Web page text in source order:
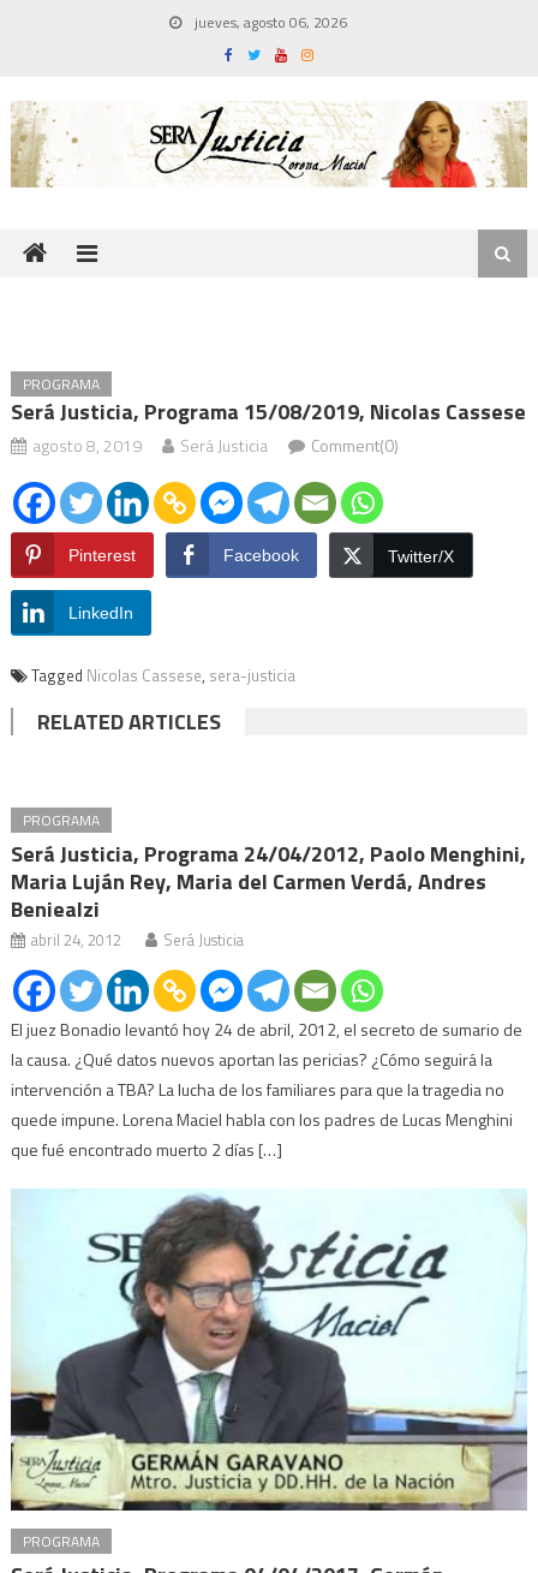
jueves, agosto 06, 2026
PROGRAMA
Será Justicia, Programa 15/08/2019, Nicolas Cassese
agosto 8, 2019 Será Justicia Comment(0)
Pinterest Facebook Twitter/X
LinkedIn
Tagged Nicolas Cassese, sera-justicia
RELATED ARTICLES
PROGRAMA
Será Justicia, Programa 24/04/2012, Paolo Menghini,
Maria Luján Rey, Maria del Carmen Verdá, Andres
Beniealzi
abril 24, 2012 Será Justicia
El juez Bonadio levantó hoy 24 de abril, 2012, el secreto de sumario de
la causa. ¿Qué datos nuevos aportan las pericias? ¿Cómo seguirá la
intervención a TBA? La lucha de los familiares para que la tragedia no
quede impune. Lorena Maciel habla con los padres de Lucas Menghini
que fué encontrado muerto 2 días […]
PROGRAMA